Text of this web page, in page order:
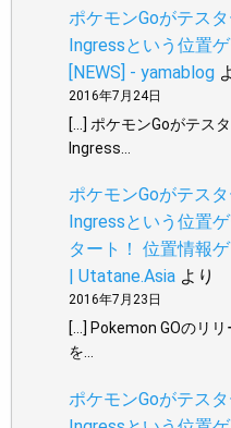
ポケモンGoがテス
Ingressという位置
[NEWS] - yamablog
2016年7月24日
[…] ポケモンGoがテス
Ingress…
ポケモンGoがテス
Ingressという位置
タート！ 位置情報
| Utatane.Asia より
2016年7月23日
[…] Pokemon GOのリ
を…
ポケモンGoがテス